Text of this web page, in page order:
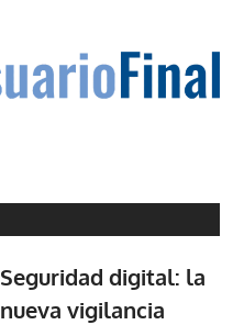
Seguridad digital: la
nueva vigilancia